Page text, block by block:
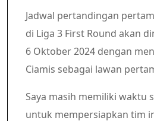
Jadwal pertandingan
di Liga 3 First Round akan
6 Oktober 2024 dengan
Ciamis sebagai lawan
Saya masih memiliki waktu
untuk mempersiapkan tim